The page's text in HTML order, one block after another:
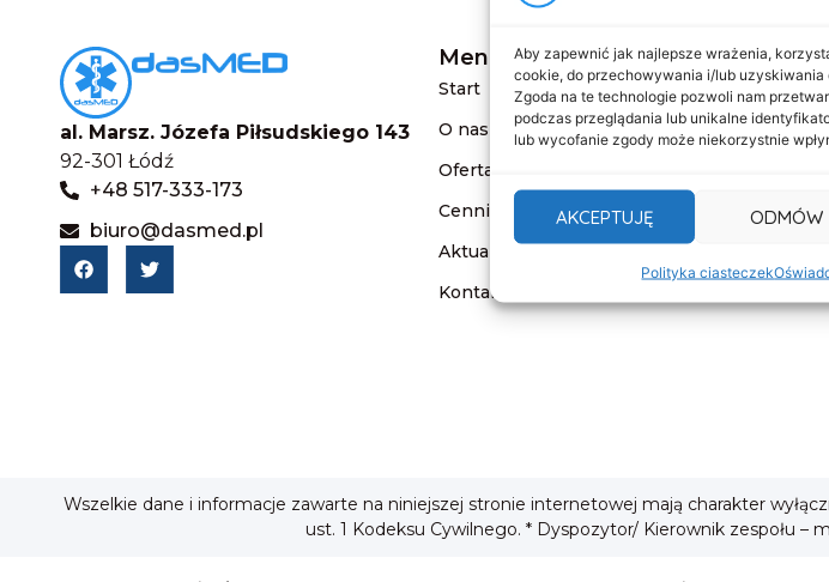
Aby zapewnić jak najlepsze wrażenia,
cookie, do przechowywania i/lub uzyskiwania
Zgoda na te technologie pozwoli nam
podczas przeglądania lub unikalne
lub wycofanie zgody może niekorzystnie
AKCEPTUJĘ ODMÓW
Polityka ciasteczek
al. Marsz. Józefa Piłsudskiego 143
92-301 Łódź
+48 517-333-173
biuro@dasmed.pl
Menu
Start
O nas
Oferta
Cennik
Aktualności
Kontakt
Informacje
Deklaracja
Klauzula
Wszelkie dane i informacje zawarte na niniejszej stronie internetowej mają charakter
ust. 1 Kodeksu Cywilnego. * Dyspozytor/ Kierownik zespołu –